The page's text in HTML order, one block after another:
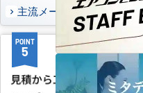
主流メーカーを全取扱可能
POINT
5